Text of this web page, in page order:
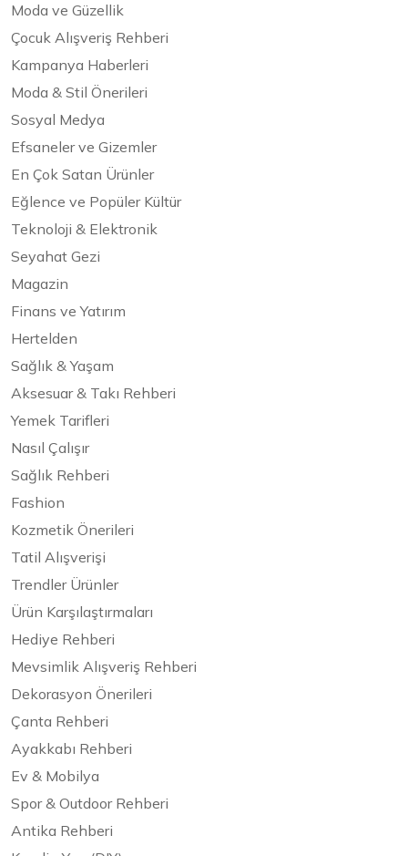
Moda ve Güzellik
Çocuk Alışveriş Rehberi
Kampanya Haberleri
Moda & Stil Önerileri
Sosyal Medya
Efsaneler ve Gizemler
En Çok Satan Ürünler
Eğlence ve Popüler Kültür
Teknoloji & Elektronik
Seyahat Gezi
Magazin
Finans ve Yatırım
Hertelden
Sağlık & Yaşam
Aksesuar & Takı Rehberi
Yemek Tarifleri
Nasıl Çalışır
Sağlık Rehberi
Fashion
Kozmetik Önerileri
Tatil Alışverişi
Trendler Ürünler
Ürün Karşılaştırmaları
Hediye Rehberi
Mevsimlik Alışveriş Rehberi
Dekorasyon Önerileri
Çanta Rehberi
Ayakkabı Rehberi
Ev & Mobilya
Spor & Outdoor Rehberi
Antika Rehberi